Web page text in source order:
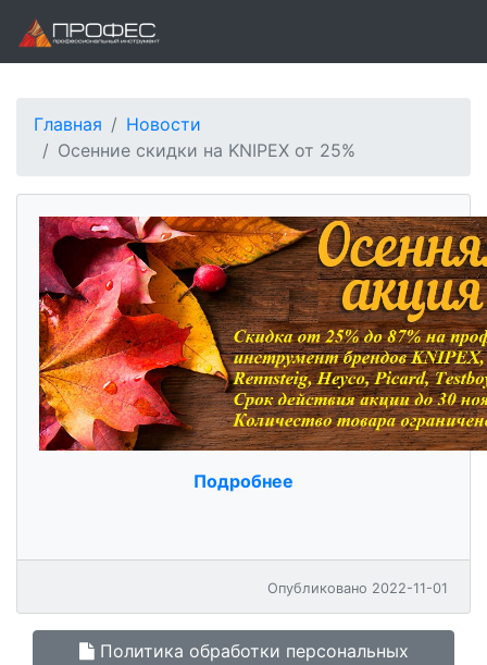
Главная
Новости
Осенние скидки на KNIPEX от 25%
Подробнее
Опубликовано 2022-11-01
Политика обработки персональных